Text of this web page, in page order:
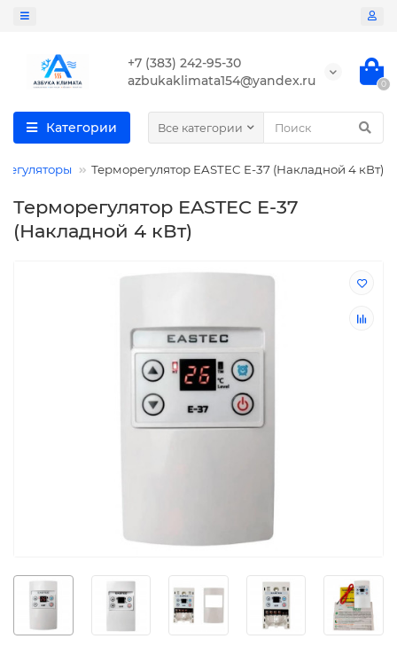
+7 (383) 242-95-30
azbukaklimata154@yandex.ru
0
Категории Все категории
Терморегулятор EASTEC E-37 (Накладной 4 кВт)
Терморегулятор EASTEC E-37
(Накладной 4 кВт)